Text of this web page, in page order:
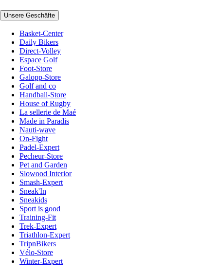
Unsere Geschäfte
Basket-Center
Daily Bikers
Direct-Volley
Espace Golf
Foot-Store
Galopp-Store
Golf and co
Handball-Store
House of Rugby
La sellerie de Maé
Made in Paradis
Nauti-wave
On-Fight
Padel-Expert
Pecheur-Store
Pet and Garden
Slowood Interior
Smash-Expert
Sneak'In
Sneakids
Sport is good
Training-Fit
Trek-Expert
Triathlon-Expert
TripnBikers
Vélo-Store
Winter-Expert